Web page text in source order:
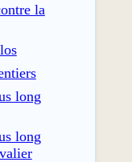
la
long
long